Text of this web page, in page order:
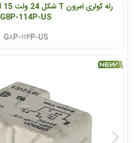
G8P-114P-US
G۸P-۱۱۴P-US